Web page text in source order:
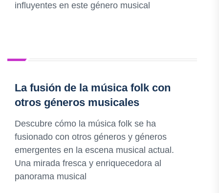
influyentes en este género musical
La fusión de la música folk con
otros géneros musicales
Descubre cómo la música folk se ha
fusionado con otros géneros y géneros
emergentes en la escena musical actual.
Una mirada fresca y enriquecedora al
panorama musical